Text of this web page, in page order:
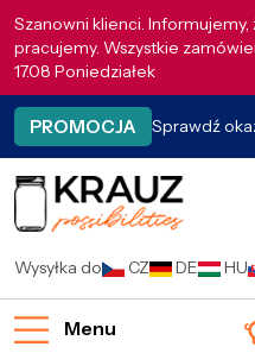
Szanowni klienci. Informujemy,
pracujemy. Wszystkie
17.08 Poniedziałek
PROMOCJA Sprawdź
Wysyłka do CZ DE HU
Menu